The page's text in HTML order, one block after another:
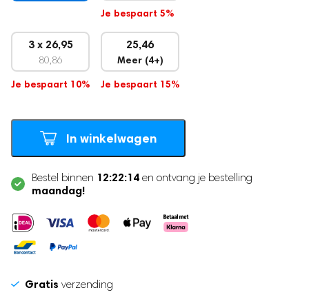
Je bespaart 5%
3 x 26,95
80,86
Je bespaart 10%
25,46
Meer (4+)
Je bespaart 15%
In winkelwagen
Bestel binnen 12:22:14 en ontvang je bestelling
maandag!
Gratis verzending
Zwangerschapskussens
Baby hartslagmonitor
Zwangerschapsband